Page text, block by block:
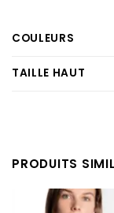
COULEURS
TAILLE HAUT
PRODUITS